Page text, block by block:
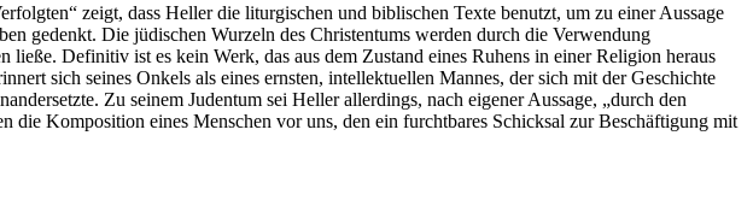
zeigt, dass Heller die liturgischen und biblischen Texte benutzt, um zu einer Aussage
gedenkt. Die jüdischen Wurzeln des Christentums werden durch die Verwendung
ließe. Definitiv ist es kein Werk, das aus dem Zustand eines Ruhens in einer Religion heraus
sich seines Onkels als eines ernsten, intellektuellen Mannes, der sich mit der Geschichte
Zu seinem Judentum sei Heller allerdings, nach eigener Aussage, „durch den
die Komposition eines Menschen vor uns, den ein furchtbares Schicksal zur Beschäftigung mit